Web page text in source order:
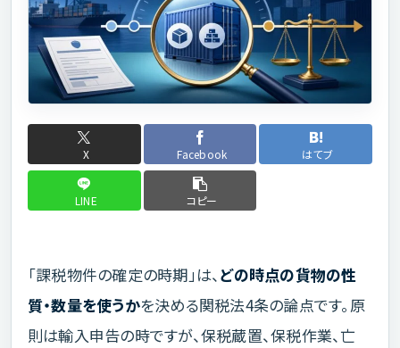
X Facebook はてブ
LINE コピー
「課税物件の確定の時期」は、どの時点の貨物の性
質・数量を使うかを決める関税法4条の論点です。原
則は輸入申告の時ですが、保税蔵置、保税作業、亡